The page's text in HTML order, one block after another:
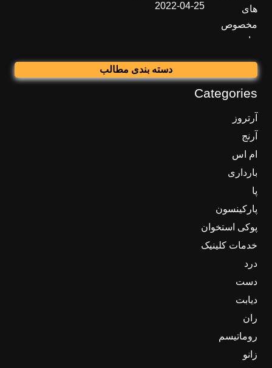
2022-04-25
دسته بندی مطالب
Categories
آرتروز
آرنج
ام اس
بارداری
پا
پارکینسون
پوکی استخوان
خدمات کلینیک
درد
دست
دیابت
ران
روماتیسم
زانو